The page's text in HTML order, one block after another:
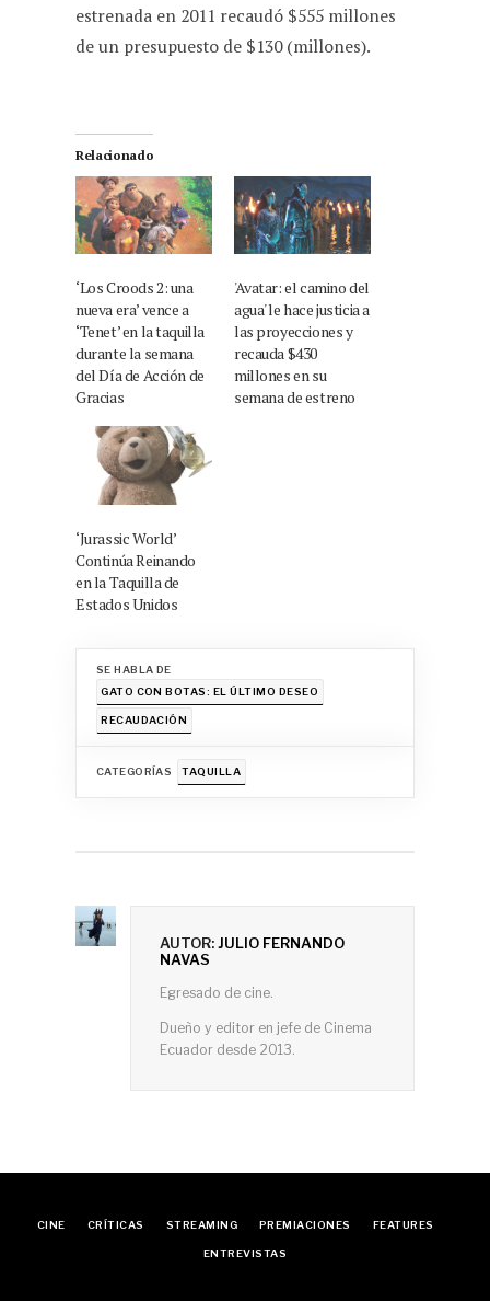
estrenada en 2011 recaudó $555 millones
de un presupuesto de $130 (millones).
Relacionado
‘Los Croods 2: una
nueva era’ vence a
‘Tenet’ en la taquilla
durante la semana
del Día de Acción de
Gracias
'Avatar: el camino del
agua' le hace justicia a
las proyecciones y
recauda $430
millones en su
semana de estreno
‘Jurassic World’
Continúa Reinando
en la Taquilla de
Estados Unidos
SE HABLA DE
GATO CON BOTAS: EL ÚLTIMO DESEO
RECAUDACIÓN
CATEGORÍAS TAQUILLA
AUTOR:JULIO FERNANDO
NAVAS
Egresado de cine.
Dueño y editor en jefe de Cinema
Ecuador desde 2013.
CINE CRÍTICAS STREAMING PREMIACIONES FEATURES
ENTREVISTAS